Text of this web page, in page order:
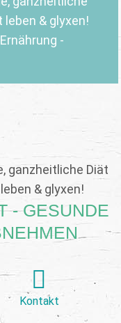
leben & glyxen!
-
ganzheitliche Diät
& glyxen!
- GESUNDE
Kontakt